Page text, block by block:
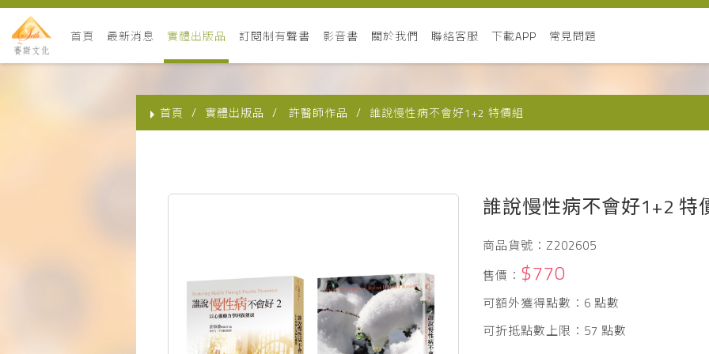
首頁 最新消息 實體出版品 訂閱制有聲書 影音書 關於我們 聯絡客服 下載APP 常見問題
首頁 實體出版品 許醫師作品 誰說慢性病不會好1+2 特價組
誰說慢性病不會好1+2 特
商品貨號：Z202605
售價： $770
可額外獲得點數：6 點數
可折抵點數上限：57 點數